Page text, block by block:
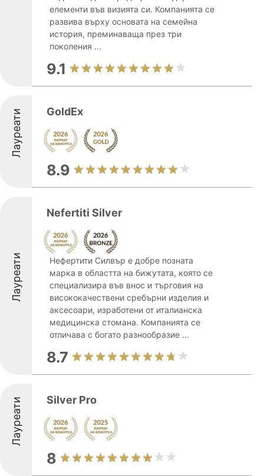
елементи във визията си. Компанията се
развива върху основата на семейна
история, преминаваща през три
поколения ...
9.1
Лауреати GoldEx
8.9
Лауреати
Nefertiti Silver
Нефертити Силвър е добре позната
марка в областта на бижутата, която се
специализира във внос и търговия на
висококачествени сребърни изделия и
аксесоари, изработени от италианска
медицинска стомана. Компанията се
отличава с богато разнообразие ...
8.7
Лауреати Silver Pro
8